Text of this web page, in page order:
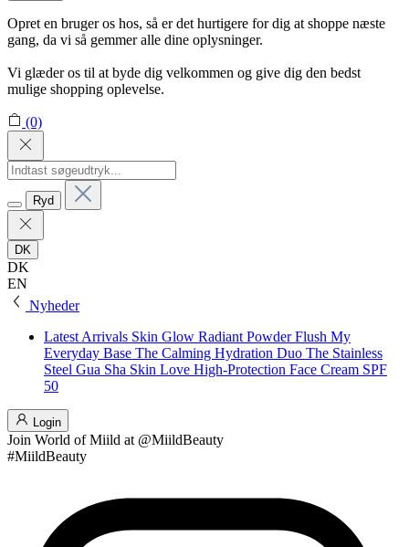
Opret en bruger os hos, så er det hurtigere for dig at shoppe næste
gang, da vi så gemmer alle dine oplysninger.
Vi glæder os til at byde dig velkommen og give dig den bedst
mulige shopping oplevelse.
(0)
Ryd
DK
DK
EN
Nyheder
Latest Arrivals Skin Glow Radiant Powder Flush My
Everyday Base The Calming Hydration Duo The Stainless
Steel Gua Sha Skin Love High-Protection Face Cream SPF
50
Login
Join World of Miild at @MiildBeauty
#MiildBeauty